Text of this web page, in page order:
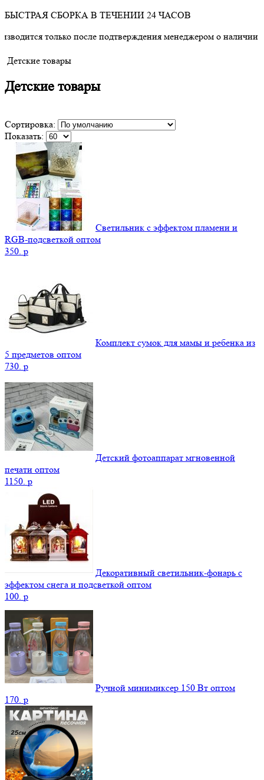
БЫСТРАЯ СБОРКА В ТЕЧЕНИИ 24 ЧАСОВ
после подтверждения менеджером о наличии товара.
Детские товары
Детские товары
Сортировка:
Показать:
Светильник с эффектом пламени и
RGB-подсветкой оптом
350. p
Комплект сумок для мамы и ребенка из
5 предметов оптом
730. p
Детский фотоаппарат мгновенной
печати оптом
1150. p
Декоративный светильник-фонарь с
эффектом снега и подсветкой оптом
100. p
Ручной минимиксер 150 Вт оптом
170. p